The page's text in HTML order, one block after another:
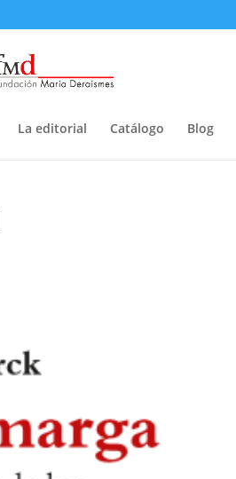
La editorial Catálogo Blog